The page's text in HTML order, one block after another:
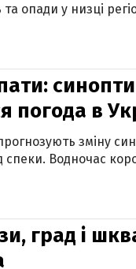
опади у низці
погода в
зміну
Водночас
град і